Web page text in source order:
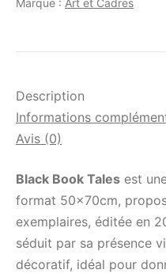
Marque : Art et Cadres
Description
Informations
Avis (0)
Black Book Tales est
format 50x70cm,
exemplaires, éditée en
séduit par sa présence
décoratif, idéal pour